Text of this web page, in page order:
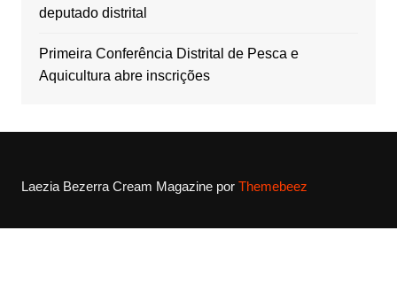
deputado distrital
Primeira Conferência Distrital de Pesca e
Aquicultura abre inscrições
Laezia BezerraCream Magazine por Themebeez